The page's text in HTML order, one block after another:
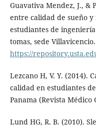
Guavativa Mendez, J., &
entre calidad de sueño
estudiantes de
tomas, sede
https://
Lezcano H, V. Y. (2014).
calidad en estudiantes
Panama (Revista Médico
Lund HG, R. B. (2010).